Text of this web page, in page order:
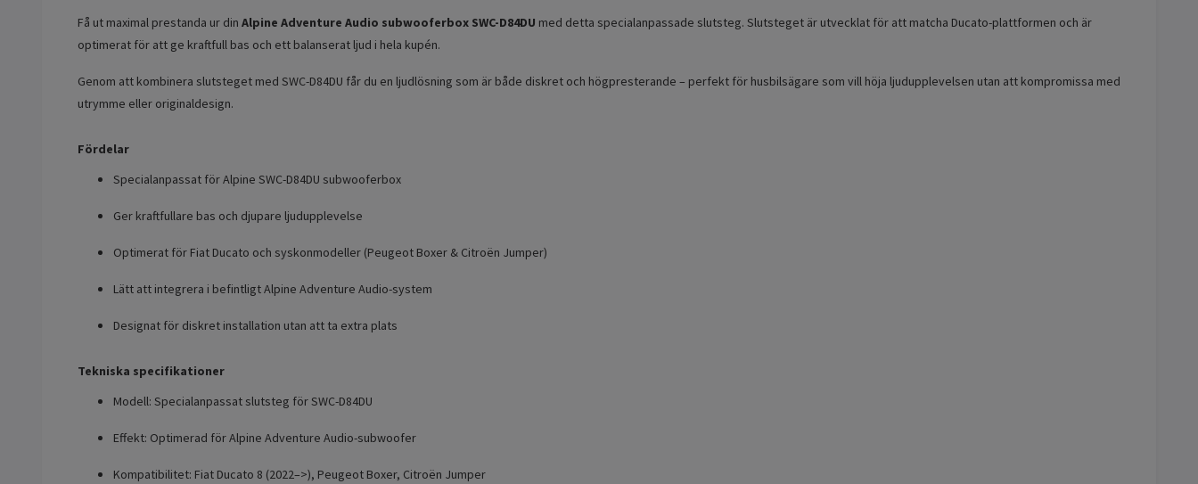
Få ut maximal prestanda ur din Alpine Adventure Audio subwooferbox SWC-D84DU med detta specialanpassade slutsteg. Slutsteget är utvecklat för att matcha Ducato-plattformen och är
optimerat för att ge kraftfull bas och ett balanserat ljud i hela kupén.
Genom att kombinera slutsteget med SWC-D84DU får du en ljudlösning som är både diskret och högpresterande – perfekt för husbilsägare som vill höja ljudupplevelsen utan att kompromissa med
utrymme eller originaldesign.
Fördelar
Specialanpassat för Alpine SWC-D84DU subwooferbox
Ger kraftfullare bas och djupare ljudupplevelse
Optimerat för Fiat Ducato och syskonmodeller (Peugeot Boxer & Citroën Jumper)
Lätt att integrera i befintligt Alpine Adventure Audio-system
Designat för diskret installation utan att ta extra plats
Tekniska specifikationer
Modell: Specialanpassat slutsteg för SWC-D84DU
Effekt: Optimerad för Alpine Adventure Audio-subwoofer
Kompatibilitet: Fiat Ducato 8 (2022–>), Peugeot Boxer, Citroën Jumper